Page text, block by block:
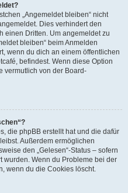
„Angemeldet bleiben“ nicht
Dies verhindert den
einen Dritten. Um angemeldet zu
bleiben“ beim Anmelden
wenn du dich an einem öffentlichen
befindest. Wenn diese Option
vermutlich von der Board-
die phpBB erstellt hat und die dafür
Außerdem ermöglichen
den „Gelesen“-Status – sofern
wurden. Wenn du Probleme bei der
wenn du die Cookies löscht.